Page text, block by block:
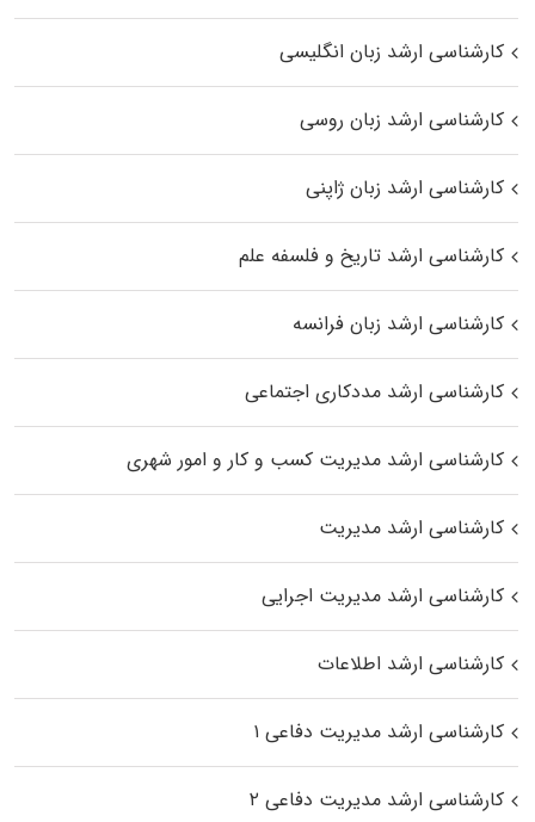
کارشناسی ارشد زبان انگلیسی
کارشناسی ارشد زبان روسی
کارشناسی ارشد زبان ژاپنی
کارشناسی ارشد تاریخ و فلسفه علم
کارشناسی ارشد زبان فرانسه
کارشناسی ارشد مددکاری اجتماعی
کارشناسی ارشد مدیریت کسب و کار و امور شهری
کارشناسی ارشد مدیریت
کارشناسی ارشد مدیریت اجرایی
کارشناسی ارشد اطلاعات
کارشناسی ارشد مدیریت دفاعی ۱
کارشناسی ارشد مدیریت دفاعی ۲